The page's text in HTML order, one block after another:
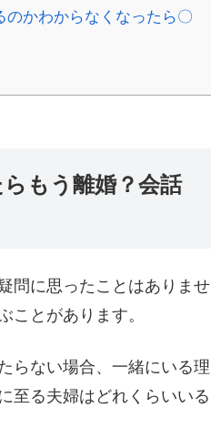
かわからなくなったら〇
もう離婚？会話
問に思ったことはありませ
ことがあります。
らない場合、一緒にいる理
至る夫婦はどれくらいいる